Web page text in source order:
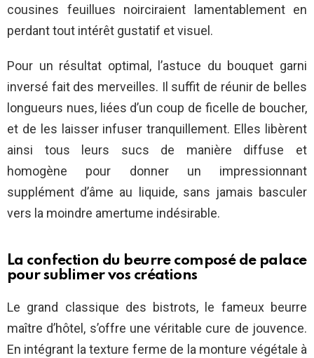
cousines feuillues noirciraient lamentablement en
perdant tout intérêt gustatif et visuel.
Pour un résultat optimal, l’astuce du bouquet garni
inversé fait des merveilles. Il suffit de réunir de belles
longueurs nues, liées d’un coup de ficelle de boucher,
et de les laisser infuser tranquillement. Elles libèrent
ainsi tous leurs sucs de manière diffuse et
homogène pour donner un impressionnant
supplément d’âme au liquide, sans jamais basculer
vers la moindre amertume indésirable.
La confection du beurre composé de palace
pour sublimer vos créations
Le grand classique des bistrots, le fameux beurre
maître d’hôtel, s’offre une véritable cure de jouvence.
En intégrant la texture ferme de la monture végétale à